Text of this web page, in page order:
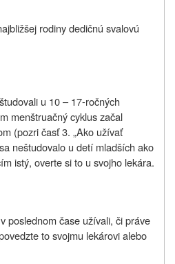
rodiny dedičnú svalovú
u 10 – 17-ročných
menštruačný cyklus začal
(pozri časť 3. „Ako užívať
neštudovalo u detí mladších ako
istý, overte si to u svojho lekára.
poslednom čase užívali, či práve
to svojmu lekárovi alebo